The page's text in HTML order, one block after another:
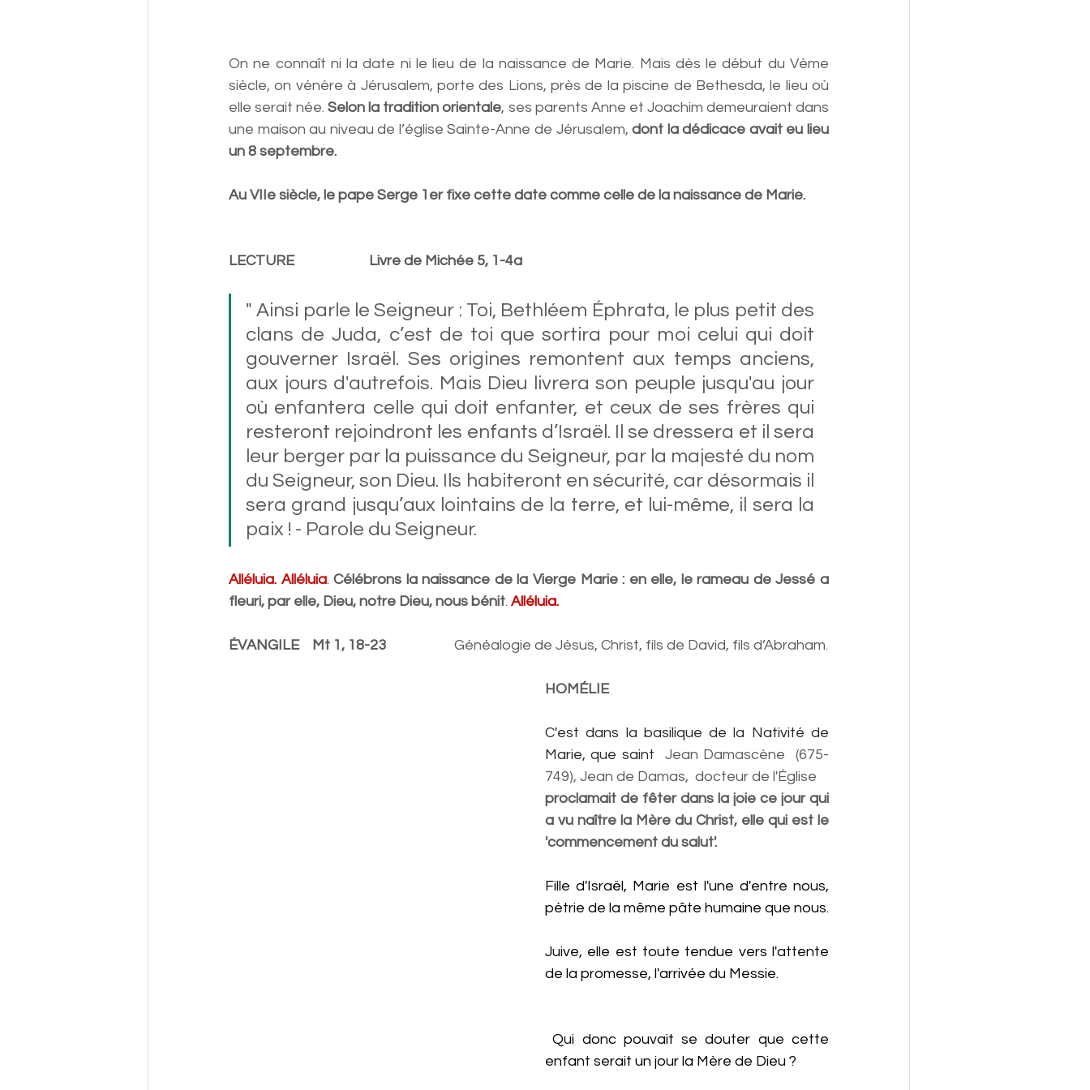
On ne connaît ni la date ni le lieu de la naissance de Marie. Mais dès le début du Vème
siècle, on vénère à Jérusalem, porte des Lions, près de la piscine de Bethesda, le lieu où
elle serait née. Selon la tradition orientale, ses parents Anne et Joachim demeuraient dans
une maison au niveau de l’église Sainte-Anne de Jérusalem, dont la dédicace avait eu lieu
un 8 septembre.
Au VIIe siècle, le pape Serge 1er fixe cette date comme celle de la naissance de Marie.
LECTURE                       Livre de Michée 5, 1-4a
" Ainsi parle le Seigneur : Toi, Bethléem Éphrata, le plus petit des
clans de Juda, c’est de toi que sortira pour moi celui qui doit
gouverner Israël. Ses origines remontent aux temps anciens,
aux jours d'autrefois. Mais Dieu livrera son peuple jusqu'au jour
où enfantera celle qui doit enfanter, et ceux de ses frères qui
resteront rejoindront les enfants d’Israël. Il se dressera et il sera
leur berger par la puissance du Seigneur, par la majesté du nom
du Seigneur, son Dieu. Ils habiteront en sécurité, car désormais il
sera grand jusqu’aux lointains de la terre, et lui-même, il sera la
paix ! - Parole du Seigneur.
Alléluia. Alléluia. Célébrons la naissance de la Vierge Marie : en elle, le rameau de Jessé a
fleuri, par elle, Dieu, notre Dieu, nous bénit. Alléluia.
ÉVANGILE    Mt 1, 18-23 Généalogie de Jésus, Christ, fils de David, fils d’Abraham.
HOMÉLIE
C'est dans la basilique de la Nativité de
Marie, que saint
Jean Damascène  (675-
749), Jean de Damas,  docteur de l'Église
proclamait de fêter dans la joie ce jour qui
a vu naître la Mère du Christ, elle qui est le
'commencement du salut'.
Fille d'Israël, Marie est l'une d'entre nous,
Juive, elle est toute tendue vers l'attente
de la promesse, l'arrivée du Messie.
Qui donc pouvait se douter que cette
enfant serait un jour la Mère de Dieu ?